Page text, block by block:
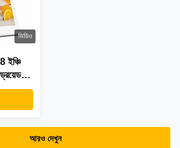
ভিডিও
ইঞ্চি
টাচ
আরও দেখুন